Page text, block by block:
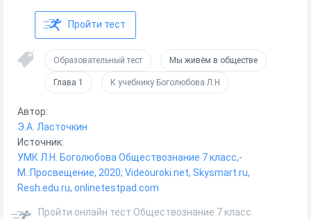
Пройти тест
Образовательный тест Мы живём в обществе
Глава 1 К учебнику Боголюбова Л.Н
Автор:
Э.А. Ласточкин
Источник:
УМК Л.Н. Боголюбова Обществознание 7 класс,-
М.:Просвещение, 2020; Videouroki.net, Skysmart.ru,
Resh.edu.ru, onlinetestpad.com
Пройти онлайн тест Обществознание 7 класс.